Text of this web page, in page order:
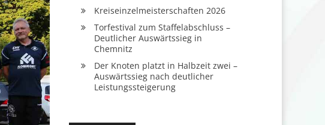
Kreiseinzelmeisterschaften 2026
Torfestival zum Staffelabschluss –
Deutlicher Auswärtssieg in
Chemnitz
Der Knoten platzt in Halbzeit zwei –
Auswärtssieg nach deutlicher
Leistungssteigerung